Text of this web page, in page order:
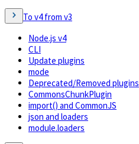
To v4 from v3
Node.js v4
CLI
Update plugins
mode
Deprecated/Removed plugins
CommonsChunkPlugin
import() and CommonJS
json and loaders
module.loaders